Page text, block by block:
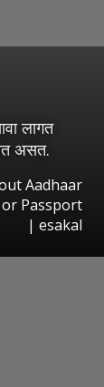
लागत
असत.
Aadhaar
or Passport
| esakal